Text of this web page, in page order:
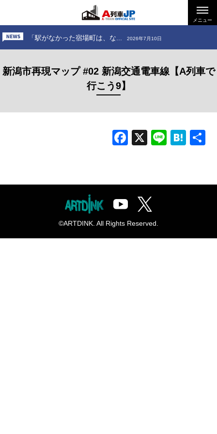
メニュー
「お出かけ、小田急電鉄 ～...
「お出かけ、道南いさりび鉄... 2026年7月24日
「駅がなかった宿場町は、な... 2026年7月10日
「お出かけ、道南いさりび鉄... 2026年7月24日
新潟市再現マップ #02 新潟交通電車線【A列車で
行こう9】
Facebook
X Line
©ARTDINK. All Rights Reserved.